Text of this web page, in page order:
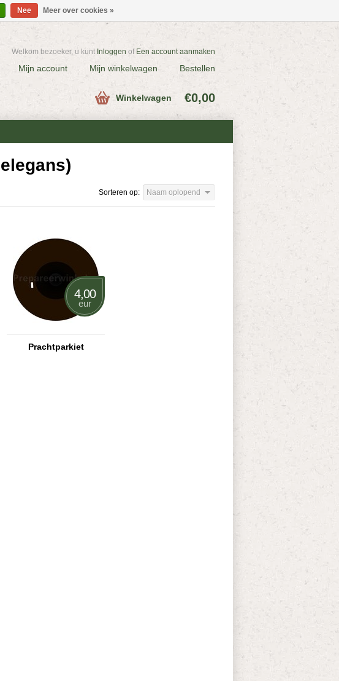
Welkom bezoeker, u kunt Inloggen of Een account aanmaken
Mijn account Mijn winkelwagen Bestellen
Winkelwagen €0,00
Sorteren op: Naam oplopend
4,00
eur
Prachtparkiet
Nee Meer over cookies »